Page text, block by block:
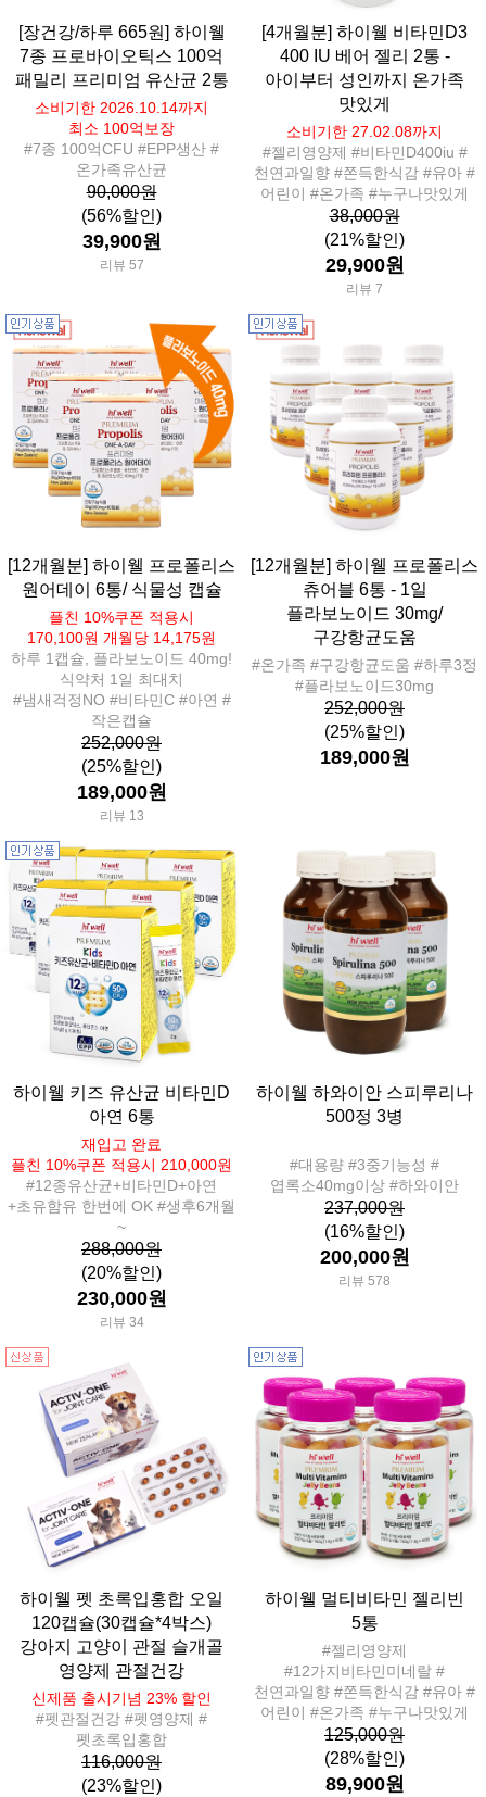
[장건강/하루 665원] 하이웰
7종 프로바이오틱스 100억
패밀리 프리미엄 유산균 2통
소비기한 2026.10.14까지
최소 100억보장
#7종 100억CFU #EPP생산 #
온가족유산균
90,000원
(56%할인)
39,900원
리뷰 57
[4개월분] 하이웰 비타민D3
400 IU 베어 젤리 2통 -
아이부터 성인까지 온가족
맛있게
소비기한 27.02.08까지
#젤리영양제 #비타민D400iu #
천연과일향 #쫀득한식감 #유아 #
어린이 #온가족 #누구나맛있게
38,000원
(21%할인)
29,900원
리뷰 7
[12개월분] 하이웰 프로폴리스
원어데이 6통/ 식물성 캡슐
플친 10%쿠폰 적용시
170,100원 개월당 14,175원
하루 1캡슐, 플라보노이드 40mg!
식약처 1일 최대치
#냄새걱정NO #비타민C #아연 #
작은캡슐
252,000원
(25%할인)
189,000원
리뷰 13
[12개월분] 하이웰 프로폴리스
츄어블 6통 - 1일
플라보노이드 30mg/
구강항균도움
#온가족 #구강항균도움 #하루3정
#플라보노이드30mg
252,000원
(25%할인)
189,000원
하이웰 키즈 유산균 비타민D
아연 6통
재입고 완료
플친 10%쿠폰 적용시 210,000원
#12종유산균+비타민D+아연
+초유함유 한번에 OK #생후6개월
~
288,000원
(20%할인)
230,000원
리뷰 34
하이웰 하와이안 스피루리나
500정 3병
#대용량 #3중기능성 #
엽록소40mg이상 #하와이안
237,000원
(16%할인)
200,000원
리뷰 578
하이웰 펫 초록입홍합 오일
120캡슐(30캡슐*4박스)
강아지 고양이 관절 슬개골
영양제 관절건강
신제품 출시기념 23% 할인
#펫관절건강 #펫영양제 #
펫초록입홍합
116,000원
(23%할인)
하이웰 멀티비타민 젤리빈
5통
#젤리영양제
#12가지비타민미네랄 #
천연과일향 #쫀득한식감 #유아 #
어린이 #온가족 #누구나맛있게
125,000원
(28%할인)
89,900원